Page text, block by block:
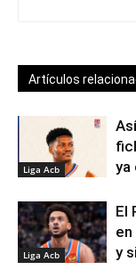
Artículos
Liga Acb
ya
Liga Acb
El
y